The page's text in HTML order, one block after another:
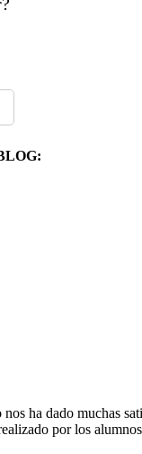
ha dado muchas
por los